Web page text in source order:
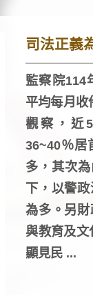
司法正義
監察院114
平均每月收
觀察，近
36~40％居
多，其次
下，以警
為多。另
與教育及文
顯見民 ...